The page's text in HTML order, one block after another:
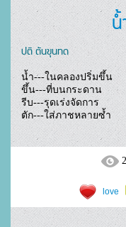
ปติ ตันขุนทด
น้ำ---ในคลองปริ่มขึ้น
ขึ้น---ที่บนกระดาน
รีบ---รุดเร่งจัดการ
love